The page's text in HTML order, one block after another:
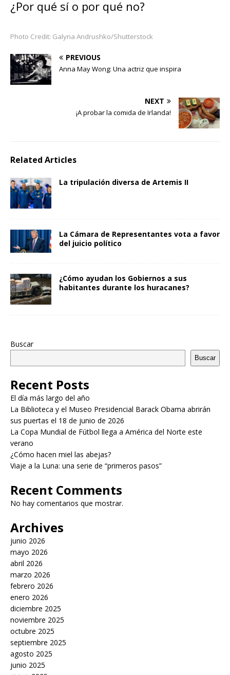
¿Por qué sí o por qué no?
Photo Credit: Galyna Andrushko/Shutterstock
PREVIOUS
Anna May Wong: Una actriz que inspira
NEXT
¡A probar la comida de Irlanda!
Related Articles
La tripulación diversa de Artemis II
La Cámara de Representantes vota a favor
del juicio político
¿Cómo ayudan los Gobiernos a sus
habitantes durante los huracanes?
Buscar
Buscar
Recent Posts
El día más largo del año
La Biblioteca y el Museo Presidencial Barack Obama abrirán
sus puertas el 18 de junio de 2026
La Copa Mundial de Fútbol llega a América del Norte este
verano
¿Cómo hacen miel las abejas?
Viaje a la Luna: una serie de “primeros pasos”
Recent Comments
No hay comentarios que mostrar.
Archives
junio 2026
mayo 2026
abril 2026
marzo 2026
febrero 2026
enero 2026
diciembre 2025
noviembre 2025
octubre 2025
septiembre 2025
agosto 2025
junio 2025